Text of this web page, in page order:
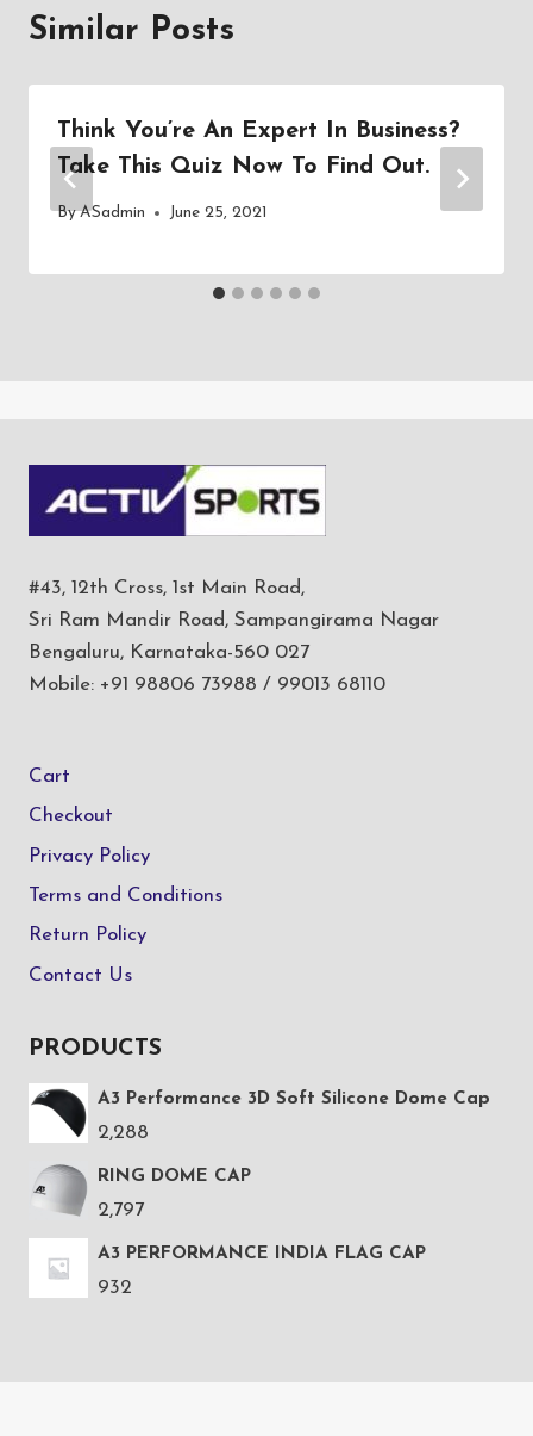
Similar Posts
Think You’re An Expert In Business?
Take This Quiz Now To Find Out.
By ASadmin June 25, 2021
#43, 12th Cross, 1st Main Road,
Sri Ram Mandir Road, Sampangirama Nagar
Bengaluru, Karnataka-560 027
Mobile: +91 98806 73988 / 99013 68110
Cart
Checkout
Privacy Policy
Terms and Conditions
Return Policy
Contact Us
PRODUCTS
A3 Performance 3D Soft Silicone Dome Cap
2,288
RING DOME CAP
2,797
A3 PERFORMANCE INDIA FLAG CAP
932